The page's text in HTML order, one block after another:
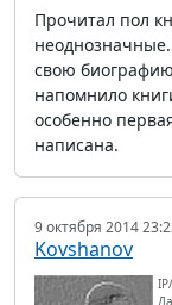
Прочитал пол
свою
напомнило
особенно
написана.
9 октября 2014
Kovshanov